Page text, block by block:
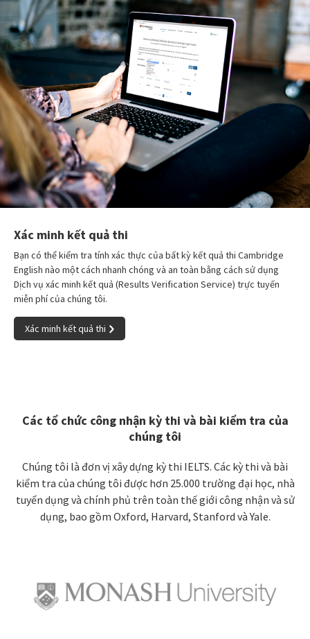
Xác minh kết quả thi
Bạn có thể kiểm tra tính xác thực của bất kỳ kết quả thi Cambridge
English nào một cách nhanh chóng và an toàn bằng cách sử dụng
Dịch vụ xác minh kết quả (Results Verification Service) trực tuyến
miễn phí của chúng tôi.
Xác minh kết quả thi
Các tổ chức công nhận kỳ thi và bài kiểm tra của
chúng tôi
Chúng tôi là đơn vị xây dựng kỳ thi IELTS. Các kỳ thi và bài
kiểm tra của chúng tôi được hơn 25.000 trường đại học, nhà
tuyển dụng và chính phủ trên toàn thế giới công nhận và sử
dụng, bao gồm Oxford, Harvard, Stanford và Yale.